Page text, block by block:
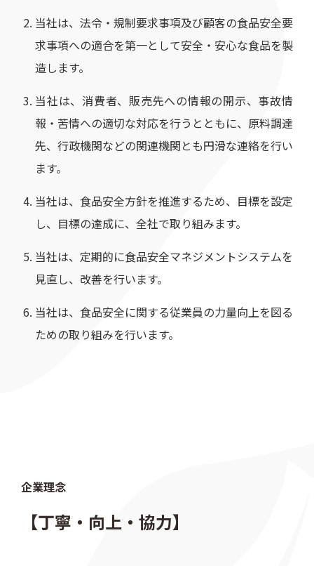
当社は、法令・規制要求事項及び顧客の食品安全要
求事項への適合を第一として安全・安心な食品を製
造します。
当社は、消費者、販売先への情報の開示、事故情
報・苦情への適切な対応を行うとともに、原料調達
先、行政機関などの関連機関とも円滑な連絡を行い
ます。
当社は、食品安全方針を推進するため、目標を設定
し、目標の達成に、全社で取り組みます。
当社は、定期的に食品安全マネジメントシステムを
見直し、改善を行います。
当社は、食品安全に関する従業員の力量向上を図る
ための取り組みを行います。
企業理念
【丁寧・向上・協力】